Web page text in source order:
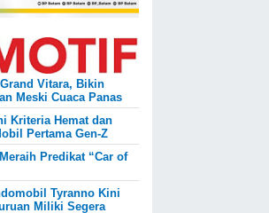
Vitara, Bikin
Meski Cuaca Panas
Kriteria Hemat dan
Pertama Gen-Z
Predikat “Car of
Tyranno Kini
Miliki Segera